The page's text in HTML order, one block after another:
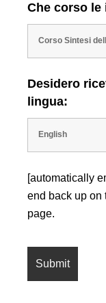
Che corso le
Desidero
lingua:
[automatically
end back up on
page.